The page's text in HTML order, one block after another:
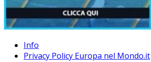
Info
Privacy Policy Europa nel Mondo.it